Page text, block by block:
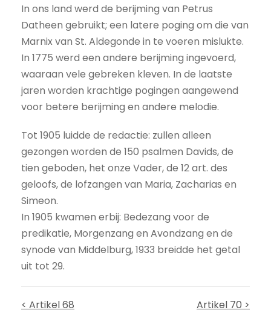
In ons land werd de berijming van Petrus
Datheen gebruikt; een latere poging om die van
Marnix van St. Aldegonde in te voeren mislukte.
In 1775 werd een andere berijming ingevoerd,
waaraan vele gebreken kleven. In de laatste
jaren worden krachtige pogingen aangewend
voor betere berijming en andere melodie.
Tot 1905 luidde de redactie: zullen alleen
gezongen worden de 150 psalmen Davids, de
tien geboden, het onze Vader, de 12 art. des
geloofs, de lofzangen van Maria, Zacharias en
Simeon.
In 1905 kwamen erbij: Bedezang voor de
predikatie, Morgenzang en Avondzang en de
synode van Middelburg, 1933 breidde het getal
uit tot 29.
< Artikel 68 Artikel 70 >